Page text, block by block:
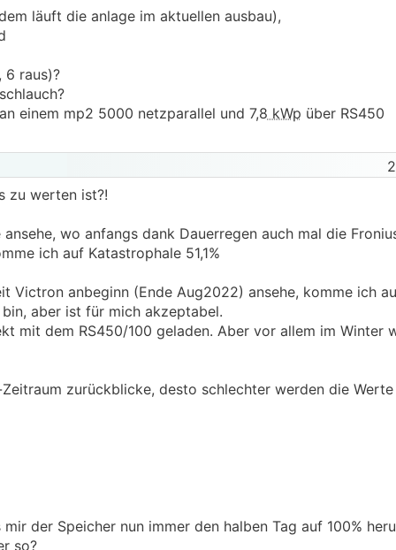
läuft die anlage im aktuellen ausbau),
6 raus)?
einem mp2 5000 netzparallel und 7,8 kWp über RS450
zu werten ist?!
wo anfangs dank Dauerregen auch mal die
ich auf Katastrophale 51,1%
Victron anbeginn (Ende Aug2022) ansehe, komme ich
aber ist für mich akzeptabel.
mit dem RS450/100 geladen. Aber vor allem im Winter
zurückblicke, desto schlechter werden die
der Speicher nun immer den halben Tag auf 100%
so?